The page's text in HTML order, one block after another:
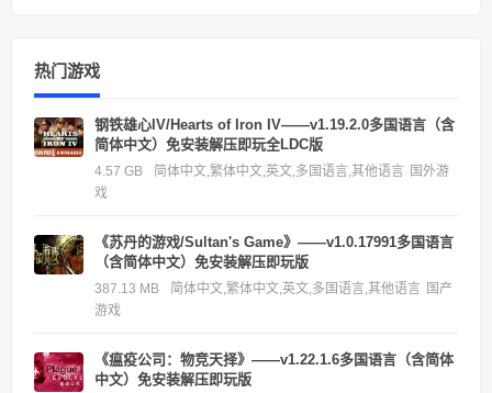
热门游戏
钢铁雄心IV/Hearts of Iron IV——v1.19.2.0多国语言（含
简体中文）免安装解压即玩全LDC版
4.57 GB 简体中文,繁体中文,英文,多国语言,其他语言 国外游
戏
《苏丹的游戏/Sultan's Game》——v1.0.17991多国语言
（含简体中文）免安装解压即玩版
387.13 MB 简体中文,繁体中文,英文,多国语言,其他语言 国产
游戏
《瘟疫公司：物竞天择》——v1.22.1.6多国语言（含简体
中文）免安装解压即玩版